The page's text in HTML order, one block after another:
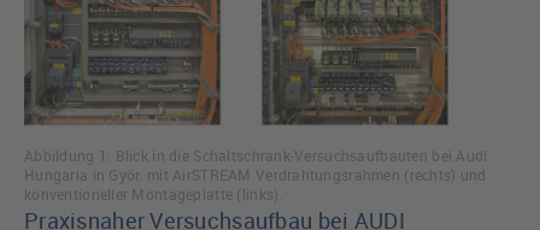
Abbildung 1: Blick in die Schaltschrank-Versuchsaufbauten bei Audi
Hungaria in Györ: mit AirSTREAM Verdrahtungsrahmen (rechts) und
konventioneller Montageplatte (links).
Praxisnaher Versuchsaufbau bei AUDI